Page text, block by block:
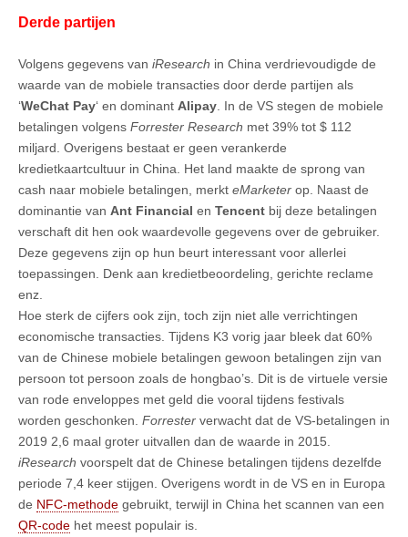
Derde partijen
Volgens gegevens van iResearch in China verdrievoudigde de
waarde van de mobiele transacties door derde partijen als
‘WeChat Pay‘ en dominant Alipay . In de VS stegen de mobiele
betalingen volgens Forrester Research met 39% tot $ 112
miljard. Overigens bestaat er geen verankerde
kredietkaartcultuur in China. Het land maakte de sprong van
cash naar mobiele betalingen, merkt eMarketer op. Naast de
dominantie van Ant Financial en Tencent bij deze betalingen
verschaft dit hen ook waardevolle gegevens over de gebruiker.
Deze gegevens zijn op hun beurt interessant voor allerlei
toepassingen. Denk aan kredietbeoordeling, gerichte reclame
enz.
Hoe sterk de cijfers ook zijn, toch zijn niet alle verrichtingen
economische transacties. Tijdens K3 vorig jaar bleek dat 60%
van de Chinese mobiele betalingen gewoon betalingen zijn van
persoon tot persoon zoals de hongbao’s. Dit is de virtuele versie
van rode enveloppes met geld die vooral tijdens festivals
worden geschonken. Forrester verwacht dat de VS-betalingen in
2019 2,6 maal groter uitvallen dan de waarde in 2015.
iResearch voorspelt dat de Chinese betalingen tijdens dezelfde
periode 7,4 keer stijgen. Overigens wordt in de VS en in Europa
de NFC-methode gebruikt, terwijl in China het scannen van een
QR-code het meest populair is.